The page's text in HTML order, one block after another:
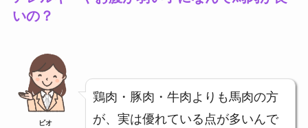
いの？
ビオ
鶏肉・豚肉・牛肉よりも馬肉の方
が、実は優れている点が多いんで